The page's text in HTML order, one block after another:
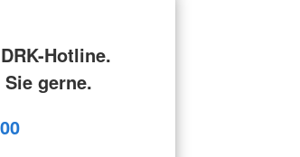
Hotline.
gerne.